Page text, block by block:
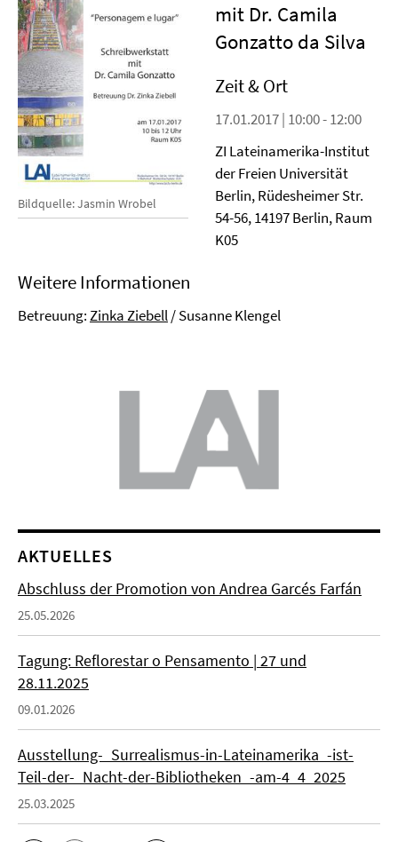
Bildquelle: Jasmin Wrobel
mit Dr. Camila
Gonzatto da Silva
Zeit & Ort
17.01.2017 | 10:00 - 12:00
ZI Lateinamerika-Institut
der Freien Universität
Berlin, Rüdesheimer Str.
54-56, 14197 Berlin, Raum
K05
Weitere Informationen
Betreuung:Zinka Ziebell/ Susanne Klengel
AKTUELLES
Abschluss der Promotion von Andrea Garcés Farfán
25.05.2026
Tagung: Reflorestar o Pensamento | 27 und
28.11.2025
09.01.2026
Ausstellung-_Surrealismus-in-Lateinamerika_-ist-
Teil-der-_Nacht-der-Bibliotheken_-am-4_4_2025
25.03.2025